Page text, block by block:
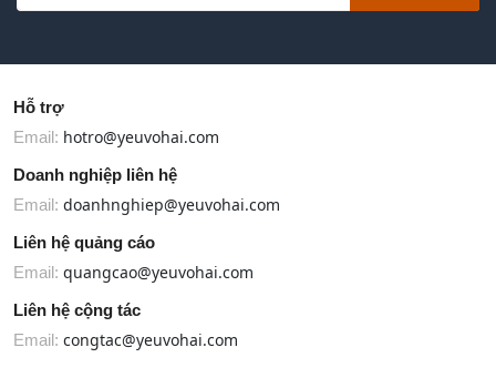
Hỗ trợ
Email: hotro@yeuvohai.com
Doanh nghiệp liên hệ
Email: doanhnghiep@yeuvohai.com
Liên hệ quảng cáo
Email: quangcao@yeuvohai.com
Liên hệ cộng tác
Email: congtac@yeuvohai.com